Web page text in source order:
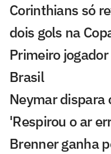
Corinthians só
dois gols na
Primeiro
Brasil
Neymar dispara
'Respirou o ar
Brenner ganha